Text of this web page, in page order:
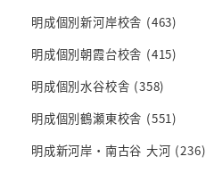
明成個別新河岸校舎 (463)
明成個別朝霞台校舎 (415)
明成個別水谷校舎 (358)
明成個別鶴瀬東校舎 (551)
明成新河岸・南古谷 大河 (236)